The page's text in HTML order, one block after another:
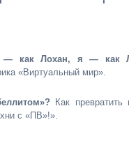
как Лохан, я — как
«Виртуальный мир».
Как
с «ПВ»!».